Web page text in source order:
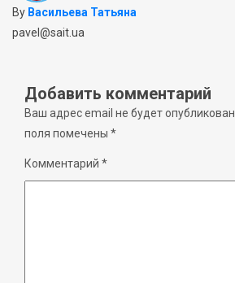
By Васильева Татьяна
pavel@sait.ua
Добавить комментарий
Ваш адрес email не будет опубликован.
поля помечены *
Комментарий *